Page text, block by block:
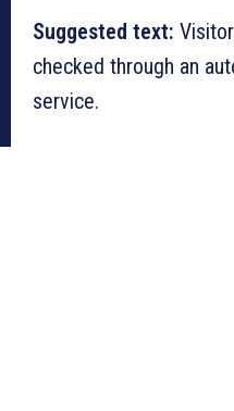
Suggested text:
checked through an
service.